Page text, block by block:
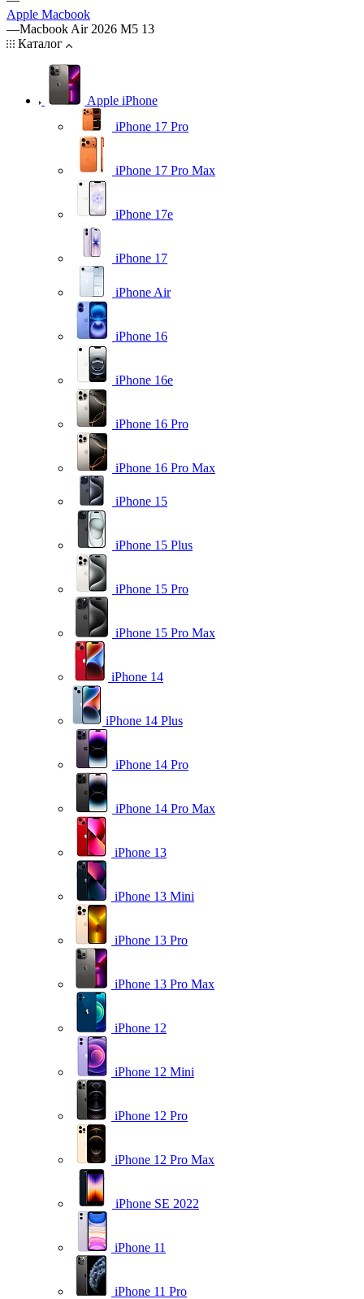
Apple Macbook
—Macbook Air 2026 M5 13
Каталог
Apple iPhone
iPhone 17 Pro
iPhone 17 Pro Max
iPhone 17e
iPhone 17
iPhone Air
iPhone 16
iPhone 16e
iPhone 16 Pro
iPhone 16 Pro Max
iPhone 15
iPhone 15 Plus
iPhone 15 Pro
iPhone 15 Pro Max
iPhone 14
iPhone 14 Plus
iPhone 14 Pro
iPhone 14 Pro Max
iPhone 13
iPhone 13 Mini
iPhone 13 Pro
iPhone 13 Pro Max
iPhone 12
iPhone 12 Mini
iPhone 12 Pro
iPhone 12 Pro Max
iPhone SE 2022
iPhone 11
iPhone 11 Pro